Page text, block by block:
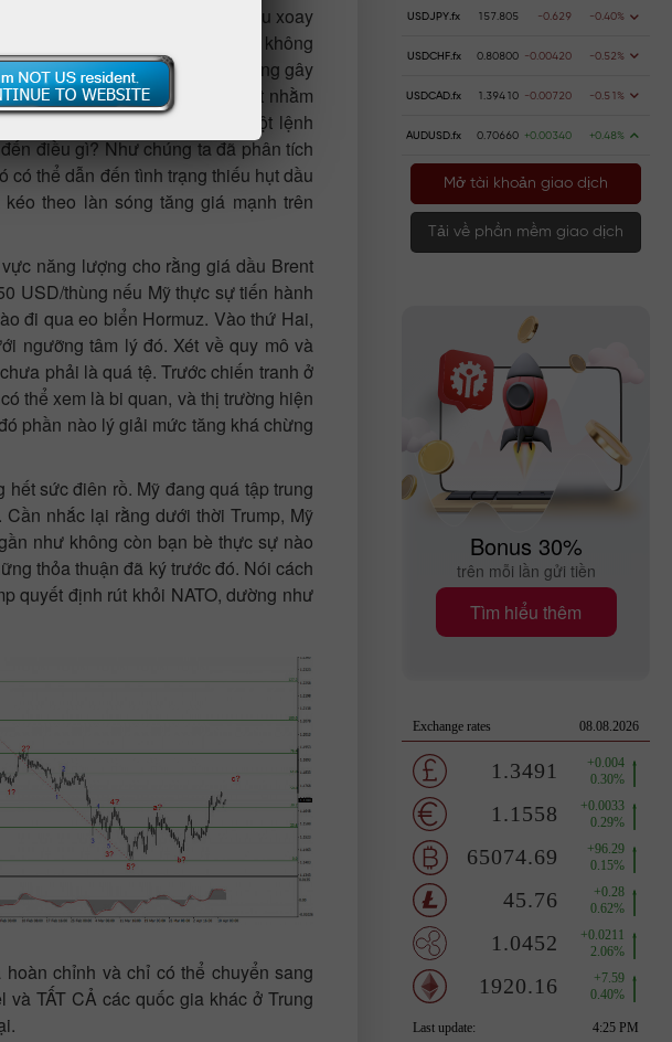
trên các thị trường toàn cầu đều xoay
tỏa eo biển Hormuz. Cụ thể là không
khởi xướng để đáp trả hành động gây
án Donald Trump có thể áp đặt nhằm
từ nguồn dầu mỏ của Iran. Một lệnh
điều gì? Như chúng ta đã phân tích
có thể dẫn đến tình trạng thiếu hụt dầu
theo làn sóng tăng giá mạnh trên
năng lượng cho rằng giá dầu Brent
USD/thùng nếu Mỹ thực sự tiến hành
đi qua eo biển Hormuz. Vào thứ Hai,
ngưỡng tâm lý đó. Xét về quy mô và
phải là quá tệ. Trước chiến tranh ở
thể xem là bi quan, và thị trường hiện
phần nào lý giải mức tăng khá chừng
sức điên rồ. Mỹ đang quá tập trung
nhắc lại rằng dưới thời Trump, Mỹ
như không còn bạn bè thực sự nào
thỏa thuận đã ký trước đó. Nói cách
quyết định rút khỏi NATO, dường như
chỉnh và chỉ có thể chuyển sang
TẤT CẢ các quốc gia khác ở Trung
USDJPY.fx 157.805 -0.629 -0.40%
USDCHF.fx 0.80800 -0.00420 -0.52%
USDCAD.fx 1.39410 -0.00720 -0.51%
AUDUSD.fx 0.70660 +0.00340 +0.48%
Mở tài khoản giao dịch
Tải về phần mềm giao dịch
Bonus 30%
trên mỗi lần gửi tiền
Tìm hiểu thêm